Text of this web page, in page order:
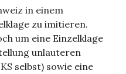
in einem
zu imitieren.
um eine Einzelklage
unlauteren
selbst) sowie eine